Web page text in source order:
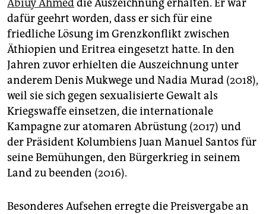
Abiuy Ahmeddie Auszeichnung erhalten. Er war
dafür geehrt worden, dass er sich für eine
friedliche Lösung im Grenzkonflikt zwischen
Äthiopien und Eritrea eingesetzt hatte. In den
Jahren zuvor erhielten die Auszeichnung unter
anderem Denis Mukwege und Nadia Murad (2018),
weil sie sich gegen sexualisierte Gewalt als
Kriegswaffe einsetzen, die internationale
Kampagne zur atomaren Abrüstung (2017) und
der Präsident Kolumbiens Juan Manuel Santos für
seine Bemühungen, den Bürgerkrieg in seinem
Land zu beenden (2016).
Besonderes Aufsehen erregte die Preisvergabe an